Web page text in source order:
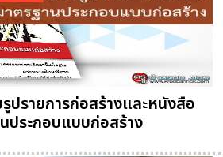
ปรายการก่อสร้างและหนังสือ
ประกอบแบบก่อสร้าง